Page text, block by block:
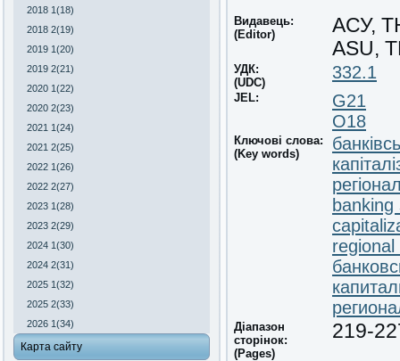
2018 1(18)
2018 2(19)
2019 1(20)
2019 2(21)
2020 1(22)
2020 2(23)
2021 1(24)
2021 2(25)
2022 1(26)
2022 2(27)
2023 1(28)
2023 2(29)
2024 1(30)
2024 2(31)
2025 1(32)
2025 2(33)
2026 1(34)
Карта сайту
Видавець:
(Editor)
АСУ,
ASU,
УДК:
(UDC)
332.1
JEL:
G21
O18
Ключові слова:
(Key words)
Діапазон
сторінок:
(Pages)
219-